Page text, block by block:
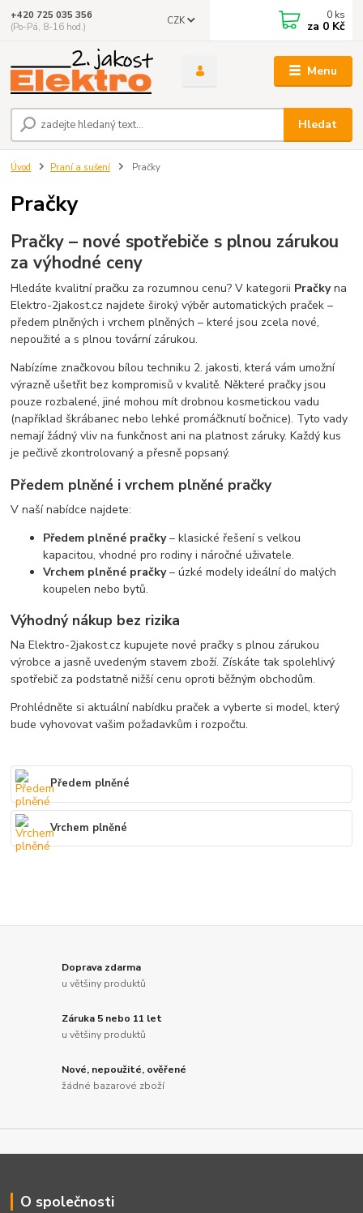
Menu
CZK
Hledat
+420 725 035 356
(Po-Pá, 8-16 hod.)
0 ks
za 0 Kč
Úvod Praní a sušení Pračky
Pračky
Pračky – nové spotřebiče s plnou zárukou
za výhodné ceny
Hledáte kvalitní pračku za rozumnou cenu? V kategorii Pračkyna
Elektro-2jakost.cz najdete široký výběr automatických praček –
předem plněných i vrchem plněných – které jsou zcela nové,
nepoužité a s plnou tovární zárukou.
Nabízíme značkovou bílou techniku 2. jakosti, která vám umožní
výrazně ušetřit bez kompromisů v kvalitě. Některé pračky jsou
pouze rozbalené, jiné mohou mít drobnou kosmetickou vadu
(například škrábanec nebo lehké promáčknutí bočnice). Tyto vady
nemají žádný vliv na funkčnost ani na platnost záruky. Každý kus
je pečlivě zkontrolovaný a přesně popsaný.
Předem plněné i vrchem plněné pračky
V naší nabídce najdete:
Předem plněné pračky– klasické řešení s velkou
kapacitou, vhodné pro rodiny i náročné uživatele.
Vrchem plněné pračky– úzké modely ideální do malých
koupelen nebo bytů.
Výhodný nákup bez rizika
Na Elektro-2jakost.cz kupujete nové pračky s plnou zárukou
výrobce a jasně uvedeným stavem zboží. Získáte tak spolehlivý
spotřebič za podstatně nižší cenu oproti běžným obchodům.
Prohlédněte si aktuální nabídku praček a vyberte si model, který
bude vyhovovat vašim požadavkům i rozpočtu.
Předem plněné
Vrchem plněné
Doprava zdarma
u většiny produktů
Záruka 5 nebo 11 let
u většiny produktů
Nové, nepoužité, ověřené
žádné bazarové zboží
O společnosti